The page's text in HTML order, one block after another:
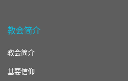
教会简介
教会简介
基要信仰